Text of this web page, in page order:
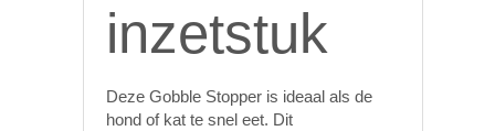
inzetstuk
Deze Gobble Stopper is ideaal als de
hond of kat te snel eet. Dit